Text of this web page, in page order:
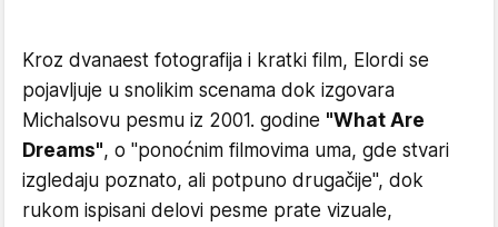
Kroz dvanaest fotografija i kratki film, Elordi se
pojavljuje u snolikim scenama dok izgovara
Michalsovu pesmu iz 2001. godine "What Are
Dreams", o "ponoćnim filmovima uma, gde stvari
izgledaju poznato, ali potpuno drugačije", dok
rukom ispisani delovi pesme prate vizuale,